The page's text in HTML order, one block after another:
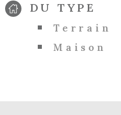
DU TYPE
Terrain
Maison